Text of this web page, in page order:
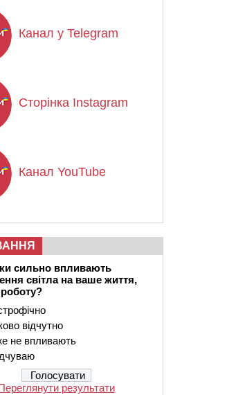
Канал у Telegram
Сторінка Instagram
Канал YouTube
сильно впливають
світла на ваше життя,
відчутно
не впливають
результати